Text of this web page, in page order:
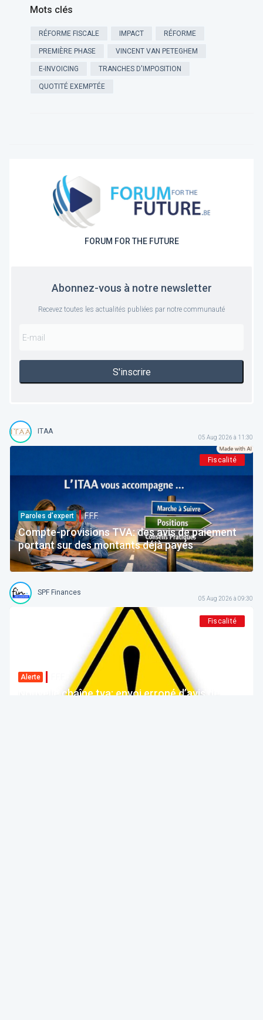
Mots clés
RÉFORME FISCALE IMPACT RÉFORME
PREMIÈRE PHASE VINCENT VAN PETEGHEM
E-INVOICING TRANCHES D'IMPOSITION
QUOTITÉ EXEMPTÉE
FORUM FOR THE FUTURE
Abonnez-vous à notre newsletter
Recevez toutes les actualités publiées par notre communauté
S'inscrire
ITAA
05 Aug 2026 à 11:30
Fiscalité
Paroles d’expert F.F.F.
Compte-provisions TVA: des avis de paiement
portant sur des montants déjà payés
SPF Finances
05 Aug 2026 à 09:30
Fiscalité
Alerte
Nouvelle chaîne tva: envoi erroné d’avis de